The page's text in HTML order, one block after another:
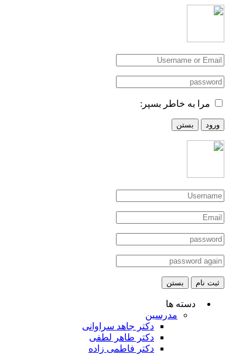
مرا به خاطر بسپر:
ورود بستن
ثبت نام بستن
دسته ها
مدرسین
دکتر جاهد سراوانی
دکتر طاهر لطفی
دکتر فاطمی زاده